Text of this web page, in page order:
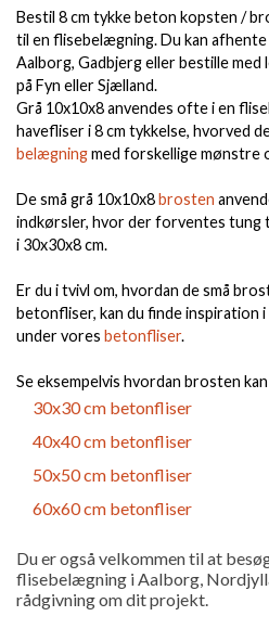
Bestil 8 cm tykke beton kopsten /
til en flisebelægning. Du kan
Aalborg, Gadbjerg eller bestille med
på Fyn eller Sjælland.
Grå 10x10x8 anvendes ofte i en
havefliser i 8 cm tykkelse, hvorved
belægningmed forskellige mønstre
De små grå 10x10x8brosten
indkørsler, hvor der forventes tung
i 30x30x8 cm.
Er du i tvivl om, hvordan de små
betonfliser, kan du finde
under vores betonfliser.
Se eksempelvis hvordan brosten
30x30 cm betonfliser
40x40 cm betonfliser
50x50 cm betonfliser
60x60 cm betonfliser
Du er også velkommen til at
flisebelægning i Aalborg,
rådgivning om dit projekt.